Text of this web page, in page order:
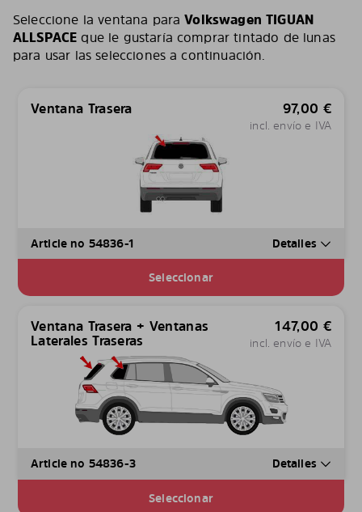
Seleccione la ventana paraVolkswagen TIGUAN
ALLSPACE que le gustaría comprar tintado de lunas
para usar las selecciones a continuación.
Ventana Trasera 97,00 €
incl. envío e IVA
Article no 54836-1 Detalles
Seleccionar
Ventana Trasera + Ventanas
Laterales Traseras
147,00 €
incl. envío e IVA
Article no 54836-3 Detalles
Seleccionar